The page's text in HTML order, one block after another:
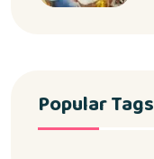
Popular Tags